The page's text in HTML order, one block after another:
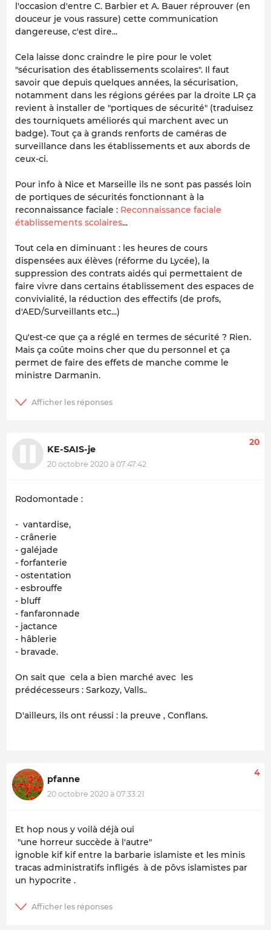
l'occasion d'entre C. Barbier et A. Bauer réprouver (en
douceur je vous rassure) cette communication
dangereuse, c'est dire...
Cela laisse donc craindre le pire pour le volet
"sécurisation des établissements scolaires". Il faut
savoir que depuis quelques années, la sécurisation,
notamment dans les régions gérées par la droite LR ça
revient à installer de "portiques de sécurité" (traduisez
des tourniquets améliorés qui marchent avec un
badge). Tout ça à grands renforts de caméras de
surveillance dans les établissements et aux abords de
ceux-ci.
Pour info à Nice et Marseille ils ne sont pas passés loin
de portiques de sécurités fonctionnant à la
reconnaissance faciale : Reconnaissance faciale
établissements scolaires...
Tout cela en diminuant : les heures de cours
dispensées aux élèves (réforme du Lycée), la
suppression des contrats aidés qui permettaient de
faire vivre dans certains établissement des espaces de
convivialité, la réduction des effectifs (de profs,
d'AED/Surveillants etc...)
Qu'est-ce que ça a réglé en termes de sécurité ? Rien.
Mais ça coûte moins cher que du personnel et ça
permet de faire des effets de manche comme le
ministre Darmanin.
KE-SAIS-je
20 octobre 2020 à 07:47:42
20
Rodomontade :
- vantardise,
- crânerie
- galéjade
- forfanterie
- ostentation
- esbrouffe
- bluff
- fanfaronnade
- jactance
- hâblerie
- bravade.
On sait que cela a bien marché avec les
prédécesseurs : Sarkozy, Valls..
D'ailleurs, ils ont réussi : la preuve , Conflans.
pfanne
20 octobre 2020 à 07:33:21
4
Et hop nous y voilà déjà oui
"une horreur succède à l'autre"
ignoble kif kif entre la barbarie islamiste et les minis
tracas administratifs infligés à de pôvs islamistes par
un hypocrite .